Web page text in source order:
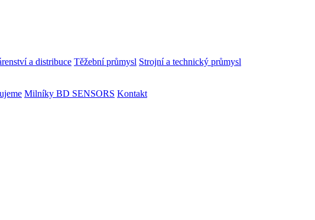
a distribuce Těžební průmysl Strojní a technický průmysl
Milníky BD SENSORS Kontakt